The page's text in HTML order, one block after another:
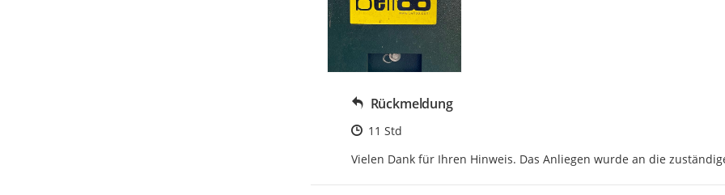
Rückmeldung
Zeitpunkt des Erstellens
11 Std
Vielen Dank für Ihren Hinweis. Das Anliegen wurde an die